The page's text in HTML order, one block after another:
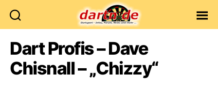
Dart Profis – Dave
Chisnall – „Chizzy“